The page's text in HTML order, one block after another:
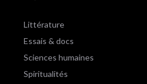
Littérature
Essais & docs
Sciences humaines
Spiritualités